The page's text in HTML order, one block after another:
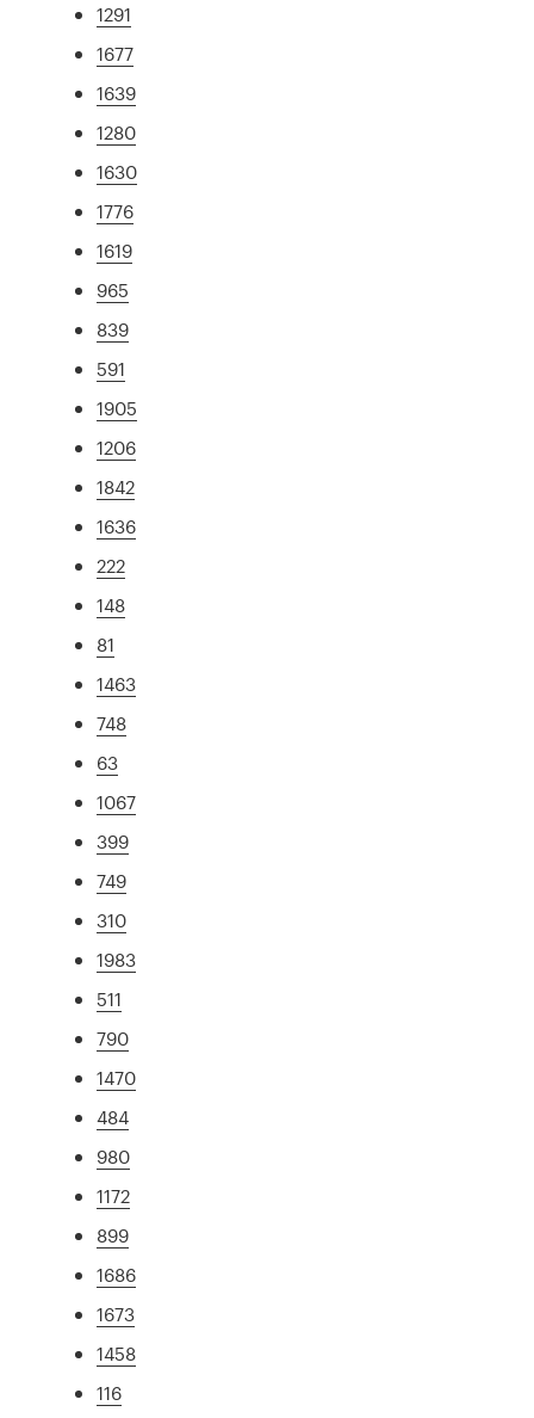
1291
1677
1639
1280
1630
1776
1619
965
839
591
1905
1206
1842
1636
222
148
81
1463
748
63
1067
399
749
310
1983
511
790
1470
484
980
1172
899
1686
1673
1458
116